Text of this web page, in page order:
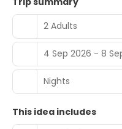
access, a 24-hour
cleaning/laundry
provided for a surcharge
parking (subject to
2 Adults
4 Sep 2026 - 8
Nights
This idea includes